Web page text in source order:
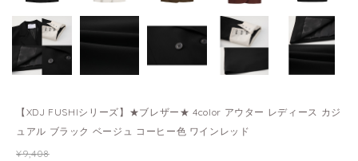
【XDJ FUSHIシリーズ】★ブレザー★ 4color アウター レディース カジ
ュアル ブラック ベージュ コーヒー色 ワインレッド
¥9,408